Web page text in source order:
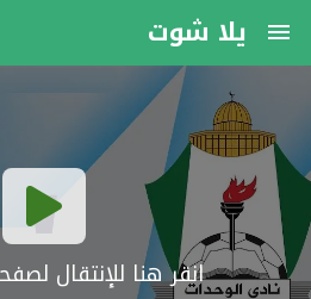
يلا شوت
انقر هنا للإنتقال